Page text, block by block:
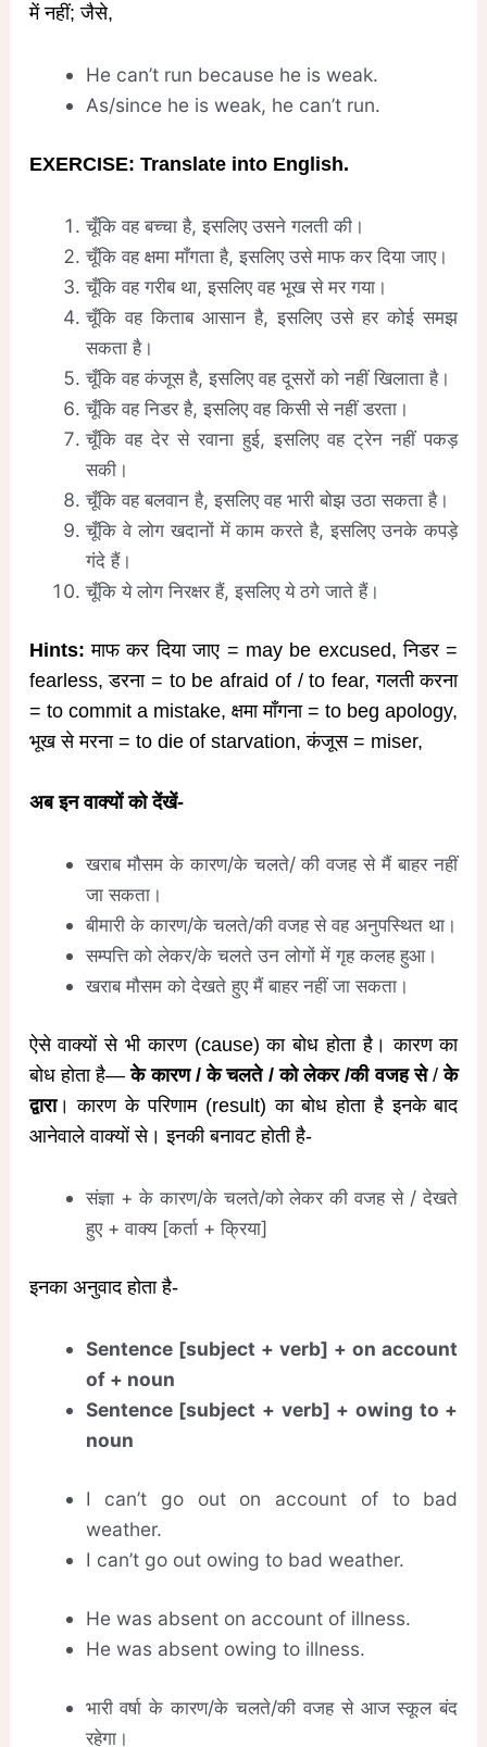
में नहीं; जैसे,
He can’t run because he is weak.
As/since he is weak, he can’t run.
EXERCISE: Translate into English.
चूँकि वह बच्चा है, इसलिए उसने गलती की।
चूँकि वह क्षमा माँगता है, इसलिए उसे माफ कर दिया जाए।
चूँकि वह गरीब था, इसलिए वह भूख से मर गया।
चूँकि वह किताब आसान है, इसलिए उसे हर कोई समझ
सकता है।
चूँकि वह कंजूस है, इसलिए वह दूसरों को नहीं खिलाता है।
चूँकि वह निडर है, इसलिए वह किसी से नहीं डरता।
चूँकि वह देर से रवाना हुई, इसलिए वह ट्रेन नहीं पकड़
सकी।
चूँकि वह बलवान है, इसलिए वह भारी बोझ उठा सकता है।
चूँकि वे लोग खदानों में काम करते है, इसलिए उनके कपड़े
गंदे हैं।
चूँकि ये लोग निरक्षर हैं, इसलिए ये ठगे जाते हैं।
Hints:माफ कर दिया जाए = may be excused, निडर =
fearless, डरना = to be afraid of / to fear, गलती करना
= to commit a mistake, क्षमा माँगना = to beg apology,
भूख से मरना = to die of starvation, कंजूस = miser,
अब इन वाक्यों को देंखें-
खराब मौसम के कारण/के चलते/ की वजह से मैं बाहर नहीं
जा सकता।
बीमारी के कारण/के चलते/की वजह से वह अनुपस्थित था।
सम्पत्ति को लेकर/के चलते उन लोगों में गृह कलह हुआ।
खराब मौसम को देखते हुए मैं बाहर नहीं जा सकता।
ऐसे वाक्यों से भी कारण (cause) का बोध होता है। कारण का
बोध होता है—के कारण / के चलते / को लेकर /की वजह से /के
द्वारा। कारण के परिणाम (result) का बोध होता है इनके बाद
आनेवाले वाक्यों से। इनकी बनावट होती है-
संज्ञा + के कारण/के चलते/को लेकर की वजह से / देखते
हुए + वाक्य [कर्ता + क्रिया]
इनका अनुवाद होता है-
Sentence [subject + verb] + on account
of + noun
Sentence [subject + verb] + owing to +
noun
I can’t go out on account of to bad
weather.
I can’t go out owing to bad weather.
He was absent on account of illness.
He was absent owing to illness.
भारी वर्षा के कारण/के चलते/की वजह से आज स्कूल बंद
रहेगा।